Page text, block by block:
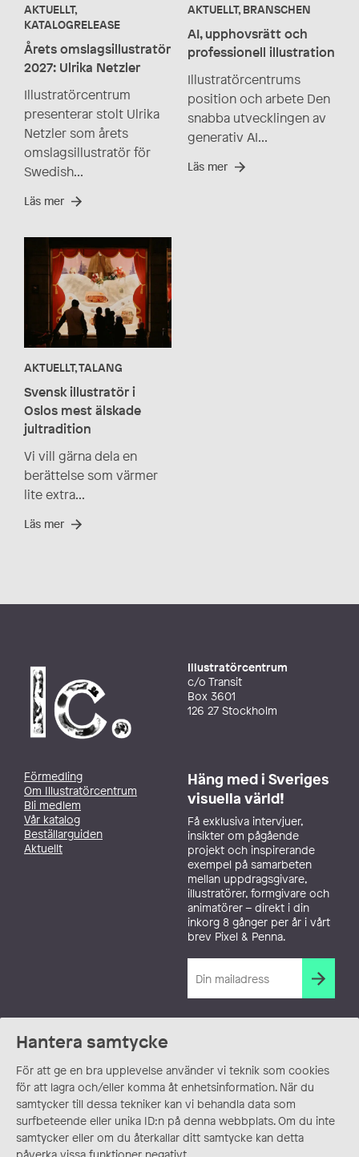
Hantera samtycke
För att ge en bra upplevelse använder vi teknik som cookies
för att lagra och/eller komma åt enhetsinformation. När du
samtycker till dessa tekniker kan vi behandla data som
surfbeteende eller unika ID:n på denna webbplats. Om du inte
samtycker eller om du återkallar ditt samtycke kan detta
AKTUELLT,
KATALOGRELEASE
Årets omslagsillustratör
2027: Ulrika Netzler
Illustratörcentrum
presenterar stolt Ulrika
Netzler som årets
omslagsillustratör för
Swedish...
Läs mer
AKTUELLT, BRANSCHEN
AI, upphovsrätt och
professionell illustration
Illustratörcentrums
position och arbete Den
snabba utvecklingen av
generativ AI...
Läs mer
AKTUELLT, TALANG
Svensk illustratör i
Oslos mest älskade
jultradition
Vi vill gärna dela en
berättelse som värmer
lite extra...
Läs mer
Illustratörcentrum
c/o Transit
Box 3601
126 27 Stockholm
Förmedling
Om Illustratörcentrum
Bli medlem
Vår katalog
Beställarguiden
Aktuellt
Häng med i Sveriges
visuella värld!
Få exklusiva intervjuer,
insikter om pågående
projekt och inspirerande
exempel på samarbeten
mellan uppdragsgivare,
illustratörer, formgivare och
animatörer – direkt i din
inkorg 8 gånger per år i vårt
brev Pixel & Penna.